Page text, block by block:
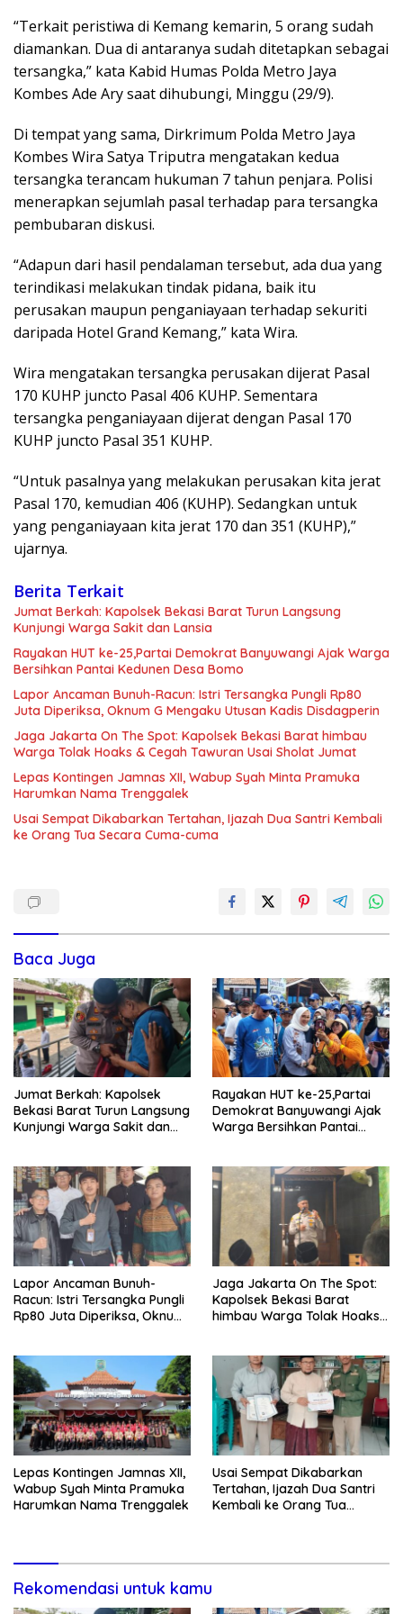
“Terkait peristiwa di Kemang kemarin, 5 orang sudah
diamankan. Dua di antaranya sudah ditetapkan sebagai
tersangka,” kata Kabid Humas Polda Metro Jaya
Kombes Ade Ary saat dihubungi, Minggu (29/9).
Di tempat yang sama, Dirkrimum Polda Metro Jaya
Kombes Wira Satya Triputra mengatakan kedua
tersangka terancam hukuman 7 tahun penjara. Polisi
menerapkan sejumlah pasal terhadap para tersangka
pembubaran diskusi.
“Adapun dari hasil pendalaman tersebut, ada dua yang
terindikasi melakukan tindak pidana, baik itu
perusakan maupun penganiayaan terhadap sekuriti
daripada Hotel Grand Kemang,” kata Wira.
Wira mengatakan tersangka perusakan dijerat Pasal
170 KUHP juncto Pasal 406 KUHP. Sementara
tersangka penganiayaan dijerat dengan Pasal 170
KUHP juncto Pasal 351 KUHP.
“Untuk pasalnya yang melakukan perusakan kita jerat
Pasal 170, kemudian 406 (KUHP). Sedangkan untuk
yang penganiayaan kita jerat 170 dan 351 (KUHP),”
ujarnya.
Berita Terkait
Jumat Berkah: Kapolsek Bekasi Barat Turun Langsung
Kunjungi Warga Sakit dan Lansia
Rayakan HUT ke-25,Partai Demokrat Banyuwangi Ajak Warga
Bersihkan Pantai Kedunen Desa Bomo
Lapor Ancaman Bunuh-Racun: Istri Tersangka Pungli Rp80
Juta Diperiksa, Oknum G Mengaku Utusan Kadis Disdagperin
Jaga Jakarta On The Spot: Kapolsek Bekasi Barat himbau
Warga Tolak Hoaks & Cegah Tawuran Usai Sholat Jumat
Lepas Kontingen Jamnas XII, Wabup Syah Minta Pramuka
Harumkan Nama Trenggalek
Usai Sempat Dikabarkan Tertahan, Ijazah Dua Santri Kembali
ke Orang Tua Secara Cuma-cuma
Baca Juga
Jumat Berkah: Kapolsek
Bekasi Barat Turun Langsung
Kunjungi Warga Sakit dan
Rayakan HUT ke-25,Partai
Demokrat Banyuwangi Ajak
Warga Bersihkan Pantai
Lapor Ancaman Bunuh-
Racun: Istri Tersangka Pungli
Rp80 Juta Diperiksa, Oknum
Jaga Jakarta On The Spot:
Kapolsek Bekasi Barat
himbau Warga Tolak Hoaks
Lepas Kontingen Jamnas XII,
Wabup Syah Minta Pramuka
Harumkan Nama Trenggalek
Usai Sempat Dikabarkan
Tertahan, Ijazah Dua Santri
Kembali ke Orang Tua
Rekomendasi untuk kamu